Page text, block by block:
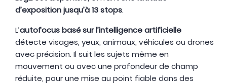
d’exposition jusqu’à 13 stops.
L’autofocus basé sur l’intelligence artificielle
détecte visages, yeux, animaux, véhicules ou drones
avec précision. Il suit les sujets même en
mouvement ou avec une profondeur de champ
réduite, pour une mise au point fiable dans des